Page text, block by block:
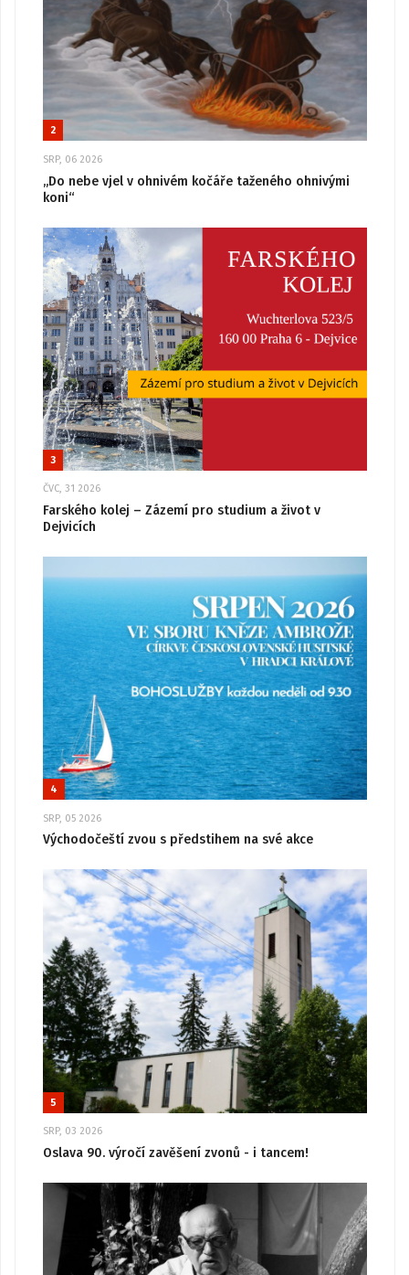
2
SRP, 06 2026
„Do nebe vjel v ohnivém kočáře taženého ohnivými
koni“
3
ČVC, 31 2026
Farského kolej – Zázemí pro studium a život v
Dejvicích
4
SRP, 05 2026
Východočeští zvou s předstihem na své akce
5
SRP, 03 2026
Oslava 90. výročí zavěšení zvonů - i tancem!